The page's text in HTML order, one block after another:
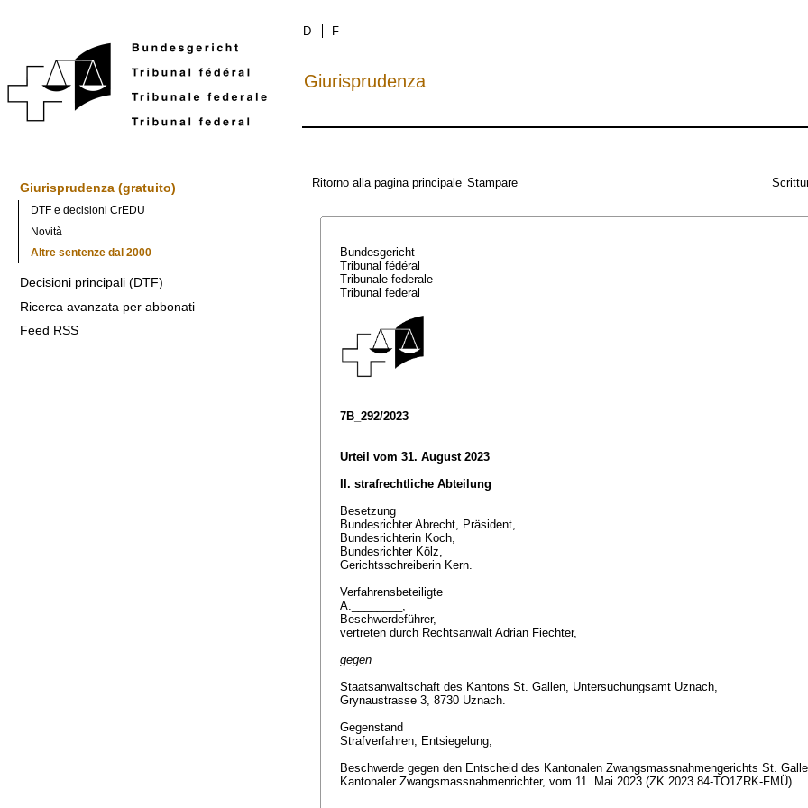
D F
Giurisprudenza
Giurisprudenza (gratuito)
DTF e decisioni CrEDU
Novità
Altre sentenze dal 2000
Decisioni principali (DTF)
Ricerca avanzata per abbonati
Feed RSS
Ritorno alla pagina principale Stampare
Bundesgericht
Tribunal fédéral
Tribunale federale
Tribunal federal
7B_292/2023
Urteil vom 31. August 2023
II. strafrechtliche Abteilung
Besetzung
Bundesrichter Abrecht, Präsident,
Bundesrichterin Koch,
Bundesrichter Kölz,
Gerichtsschreiberin Kern.
Verfahrensbeteiligte
A.________,
Beschwerdeführer,
vertreten durch Rechtsanwalt Adrian Fiechter,
gegen
Staatsanwaltschaft des Kantons St. Gallen, Untersuchungsamt Uznach,
Grynaustrasse 3, 8730 Uznach.
Gegenstand
Strafverfahren; Entsiegelung,
Beschwerde gegen den Entscheid des Kantonalen Zwangsmassnahmengerichts St.
Kantonaler Zwangsmassnahmenrichter, vom 11. Mai 2023 (ZK.2023.84-TO1ZRK-FMÜ).